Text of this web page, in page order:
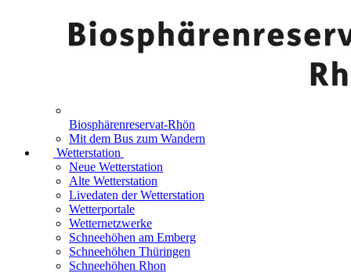
Biosphärenreservat-Rhön
Mit dem Bus zum Wandern
Wetterstation
Neue Wetterstation
Alte Wetterstation
Livedaten der Wetterstation
Wetterportale
Wetternetzwerke
Schneehöhen am Emberg
Schneehöhen Thüringen
Schneehöhen Rhon